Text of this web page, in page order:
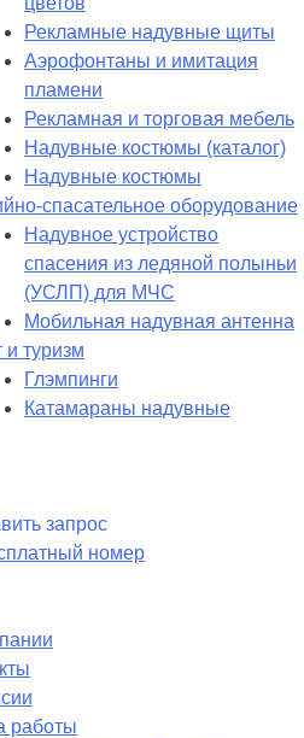
Рекламные надувные щиты
Аэрофонтаны и имитация
пламени
Рекламная и торговая мебель
Надувные костюмы (каталог)
Надувные костюмы
спасательное оборудование
Надувное устройство
спасения из ледяной полыньи
(УСЛП) для МЧС
Мобильная надувная антенна
и туризм
Глэмпинги
Катамараны надувные
запрос
номер
работы